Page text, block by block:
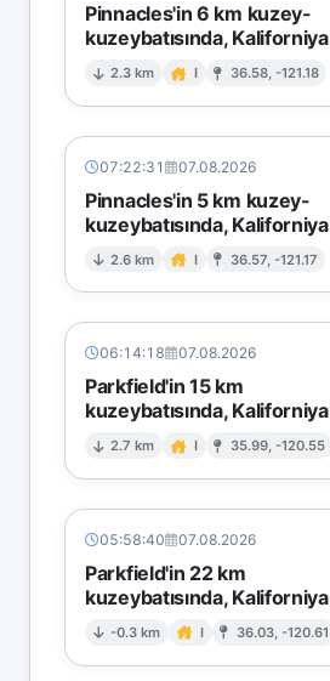
Pinnacles'in 6 km kuzey-
kuzeybatısında, Kaliforniya
2.3 km I 36.58, -121.18
07:22:31 07.08.2026
Pinnacles'in 5 km kuzey-
kuzeybatısında, Kaliforniya
2.6 km I 36.57, -121.17
06:14:18 07.08.2026
Parkfield'in 15 km
kuzeybatısında, Kaliforniya
2.7 km I 35.99, -120.55
05:58:40 07.08.2026
Parkfield'in 22 km
kuzeybatısında, Kaliforniya
-0.3 km I 36.03, -120.61